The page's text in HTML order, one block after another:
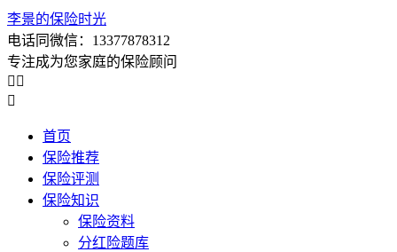
李景的保险时光
电话同微信：13377878312
专注成为您家庭的保险顾问
 

首页
保险推荐
保险评测
保险知识
保险资料
分红险题库